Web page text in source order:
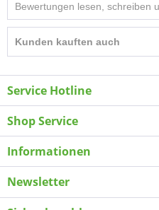
Bewertungen lesen, schreiben
Kunden kauften auch
Service Hotline
Shop Service
Informationen
Newsletter